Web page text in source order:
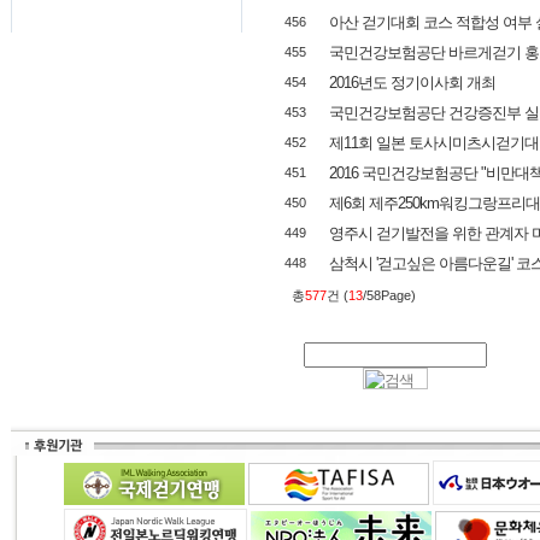
456 아산 걷기대회 코스 적합성 여부
455 국민건강보험공단 바르게걷기
454 2016년도 정기이사회 개최
453 국민건강보험공단 건강증진부
452 제11회 일본 토사시미츠시걷기
451 2016 국민건강보험공단 "비만대
450 제6회 제주250km워킹그랑프리
449 영주시 걷기발전을 위한 관계자
448 삼척시 '걷고싶은 아름다운길' 코
총577건 (13/58Page)